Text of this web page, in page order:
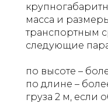
масса и
транспортным
следующие
по высоте –
по длине –
груза 2 м, если